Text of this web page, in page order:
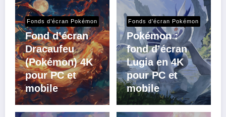
Fonds d’écran Pokémon
Fond d’écran
Dracaufeu
(Pokémon) 4K
pour PC et
mobile
Fonds d’écran Pokémon
Pokémon :
fond d’écran
Lugia en 4K
pour PC et
mobile